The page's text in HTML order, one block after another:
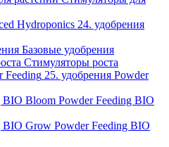
24. удобрения
Базовые удобрения
Стимуляторы роста
25. удобрения Powder
Powder Feeding BIO
Powder Feeding BIO